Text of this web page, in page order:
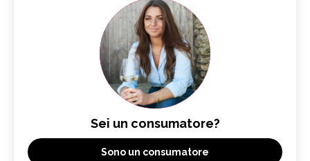
Sei un consumatore?
Sono un consumatore